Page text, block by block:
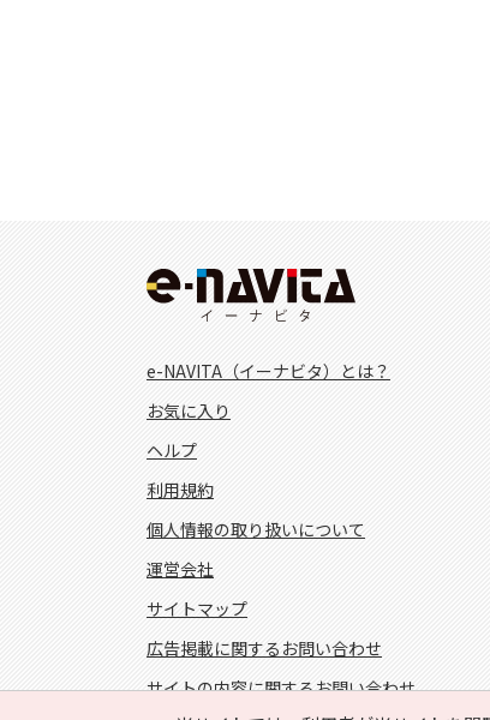
e-NAVITA（イーナビタ）とは？
お気に入り
ヘルプ
利用規約
個人情報の取り扱いについて
運営会社
サイトマップ
広告掲載に関するお問い合わせ
サイトの内容に関するお問い合わせ